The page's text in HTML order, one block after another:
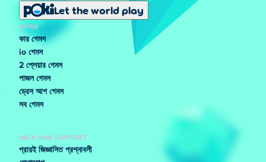
Let the world play
জনপ্রিয়
কার গেমস
io গেমস
2 প্লেয়ার গেমস
পাজল গেমস
ড্রেস আপ গেমস
সব গেমস
HELP AND SUPPORT
প্রায়ই জিজ্ঞাসিত প্রশ্নাবলী